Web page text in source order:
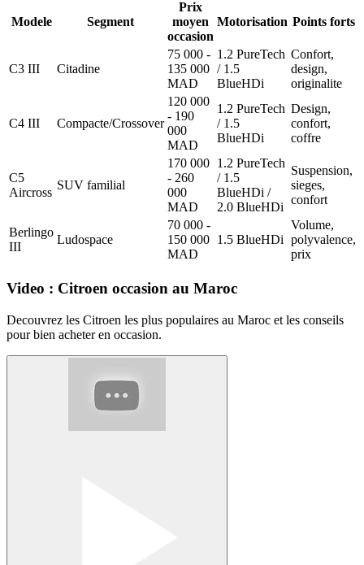
Modele Segment
Prix
moyen
occasion
Motorisation Points forts
C3 III Citadine
75 000 -
135 000
MAD
1.2 PureTech
/ 1.5
BlueHDi
Confort,
design,
originalite
C4 III Compacte/Crossover
120 000
- 190
000
MAD
1.2 PureTech
/ 1.5
BlueHDi
Design,
confort,
coffre
C5
Aircross
SUV familial
170 000
- 260
000
MAD
1.2 PureTech
/ 1.5
BlueHDi /
2.0 BlueHDi
Suspension,
sieges,
confort
Berlingo
III
Ludospace
70 000 -
150 000
MAD
1.5 BlueHDi
Volume,
polyvalence,
prix
Video : Citroen occasion au Maroc
Decouvrez les Citroen les plus populaires au Maroc et les conseils
pour bien acheter en occasion.